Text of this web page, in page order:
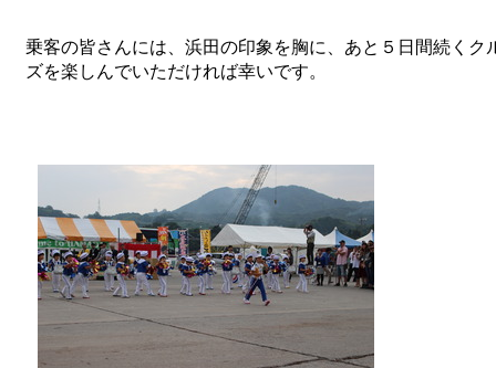
乗客の皆さんには、浜田の印象を胸に、あと５日間続くク
ズを楽しんでいただければ幸いです。